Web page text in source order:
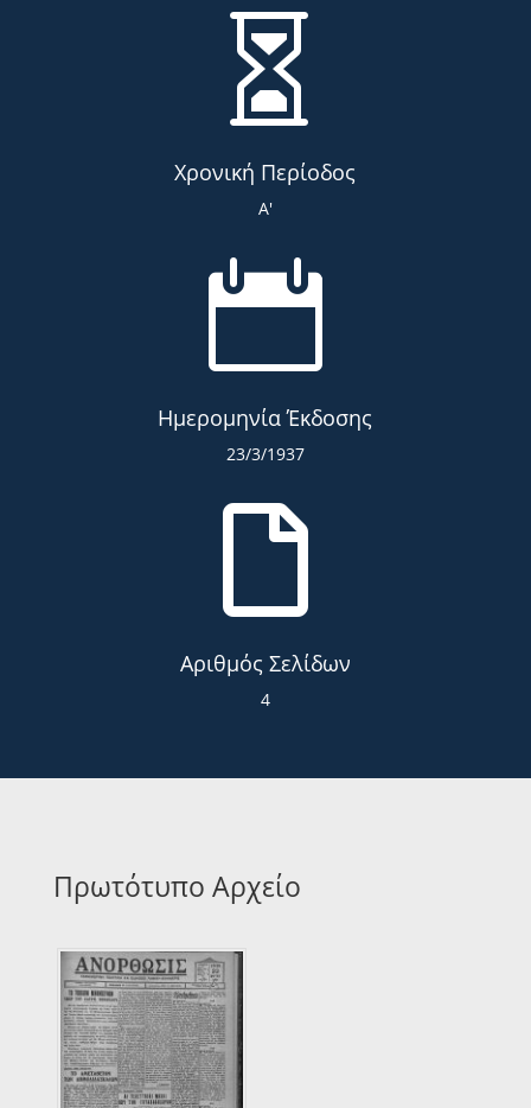

Χρονική Περίοδος
Α'

Ημερομηνία Έκδοσης
23/3/1937

Αριθμός Σελίδων
4
Πρωτότυπο Αρχείο